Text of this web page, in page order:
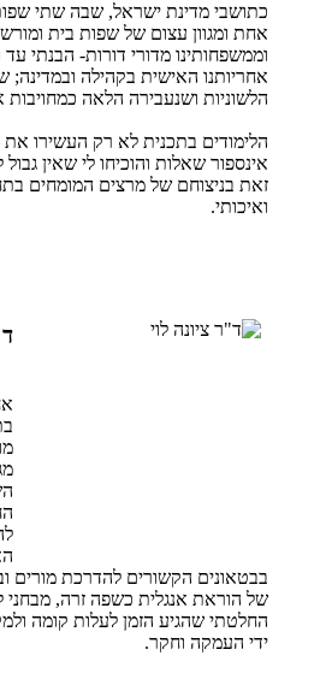
כתושבי מדינת ישראל, שבה שתי
אחת ומגוון עצום של שפות בית
וממשפחותינו מדורי דורות- הבנתי
אחריותנו האישית בקהילה
הלשוניות ושנעבירה הלאה
הלימודים בתכנית לא רק העשירו את
אינספור שאלות והוכיחו לי שאין
זאת בניצוחם של מרצים המומחים
ואיכותי.
בבטאונים הקשורים להדרכת מורים
של הוראת אנגלית כשפה זרה, מבחני
החלטתי שהגיע הזמן לעלות קומה
ידי העמקה וחקר.